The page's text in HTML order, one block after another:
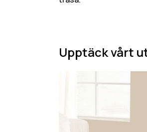
Upptäck vårt